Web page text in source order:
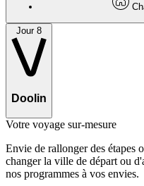
Jour 8
Doolin
Votre voyage sur-mesure
Envie de rallonger des étapes
changer la ville de départ ou
nos programmes à vos envies.